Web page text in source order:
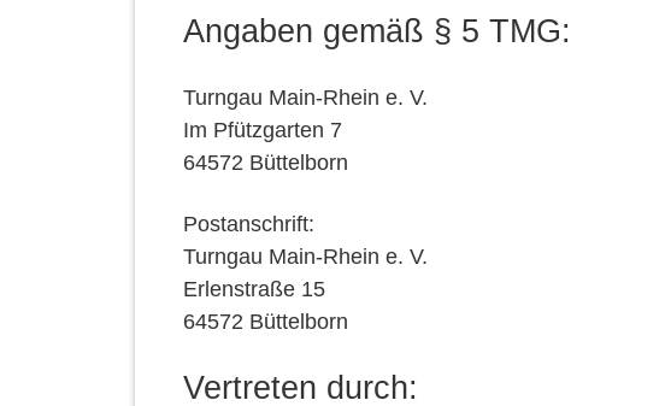
Angaben gemäß § 5 TMG:
Turngau Main-Rhein e. V.
Im Pfützgarten 7
64572 Büttelborn
Postanschrift:
Turngau Main-Rhein e. V.
Erlenstraße 15
64572 Büttelborn
Vertreten durch: